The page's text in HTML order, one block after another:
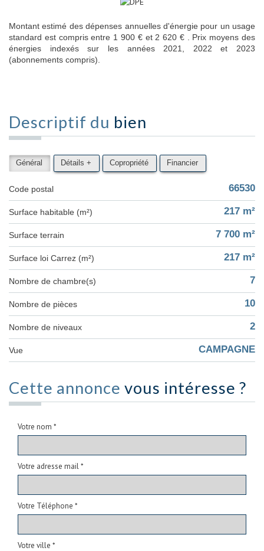
Montant estimé des dépenses annuelles d'énergie pour un usage
standard est compris entre 1 900 € et 2 620 € . Prix moyens des
énergies indexés sur les années 2021, 2022 et 2023
(abonnements compris).
Descriptif du bien
Général Détails + Copropriété Financier
Code postal 66530
Surface habitable (m²) 217 m²
surface terrain 7 700 m²
Surface loi Carrez (m²) 217 m²
Nombre de chambre(s) 7
Nombre de pièces 10
Nombre de niveaux 2
Vue CAMPAGNE
Cette annonce vous intéresse ?
Votre nom *
Votre adresse mail *
Votre Téléphone *
Votre ville *